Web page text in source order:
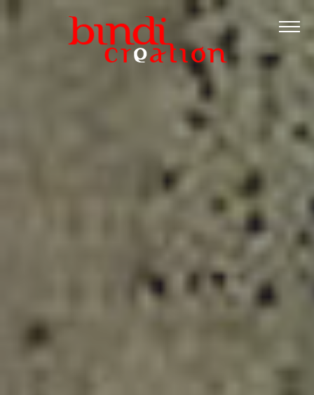
Accueil
Les formations
Catalogue PDF
Logiciels Libres
Contact